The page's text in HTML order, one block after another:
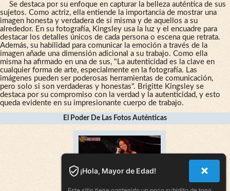
Se destaca por su enfoque en capturar la belleza auténtica de sus
sujetos. Como actriz, ella entiende la importancia de mostrar una
imagen honesta y verdadera de sí misma y de aquellos a su
alrededor. En su fotografía, Kingsley usa la luz y el encuadre para
destacar los detalles únicos de cada persona o escena que retrata.
Además, su habilidad para comunicar la emoción a través de la
imagen añade una dimensión adicional a su trabajo. Como ella
misma ha afirmado en una de sus, "La autenticidad es la clave en
cualquier forma de arte, especialmente en la fotografía. Las
imágenes pueden ser poderosas herramientas de comunicación,
pero solo si son verdaderas y honestas". Brigitte Kingsley se
destaca por su compromiso con la verdad y la autenticidad, y esto
queda evidente en su impresionante cuerpo de trabajo.
El Poder De Las Fotos Auténticas
¡Hola, Mayor de Edad!